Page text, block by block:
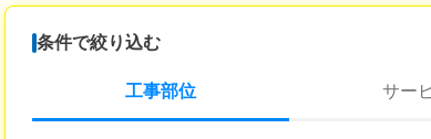
条件で絞り込む
工事部位 サー